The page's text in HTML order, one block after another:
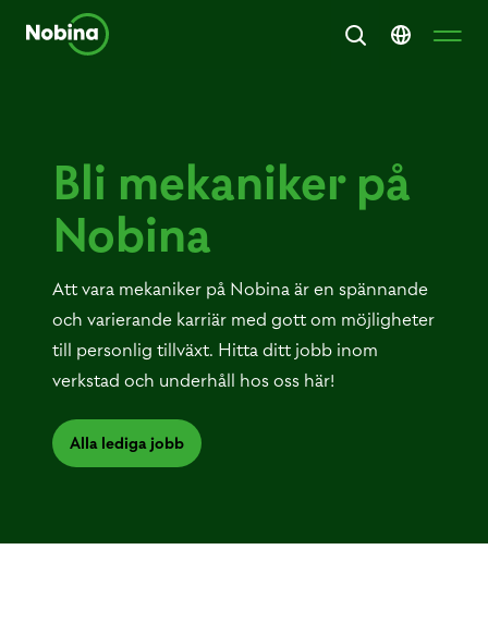
Bli mekaniker på
Nobina
Att vara mekaniker på Nobina är en spännande
och varierande karriär med gott om möjligheter
till personlig tillväxt. Hitta ditt jobb inom
verkstad och underhåll hos oss här!
Alla lediga jobb